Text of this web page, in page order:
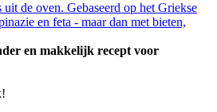
de oven. Gebaseerd op het Griekse
en feta - maar dan met bieten,
en makkelijk recept voor